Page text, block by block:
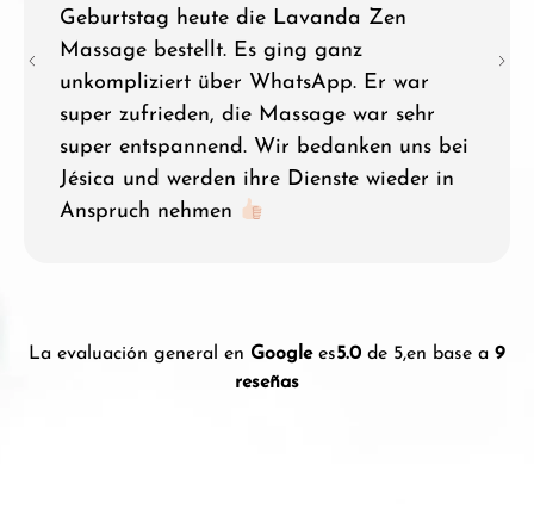
Geburtstag heute die Lavanda Zen
Massage bestellt. Es ging ganz
unkompliziert über WhatsApp. Er war
super zufrieden, die Massage war sehr
super entspannend. Wir bedanken uns bei
Jésica und werden ihre Dienste wieder in
Anspruch nehmen
La evaluación general en Googlees5.0 de 5,en base a 9
reseñas